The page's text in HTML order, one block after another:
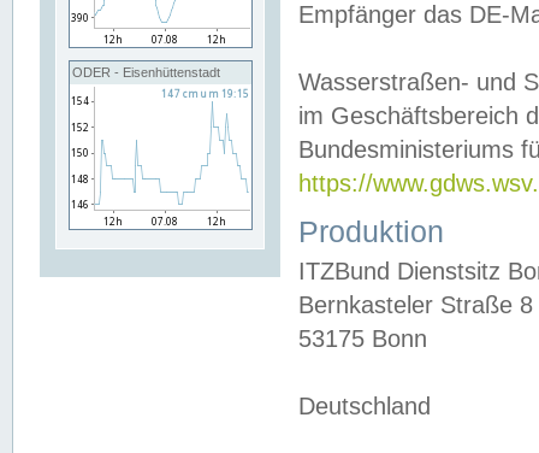
ODER - Eisenhüttenstadt
Empfänger das DE-
Wasserstraßen- und
im Geschäftsbereich
Bundesministeriums
https://
Produktion
ITZBund Dienstsitz
Bernkasteler Straße 8
53175 Bonn
Deutschland